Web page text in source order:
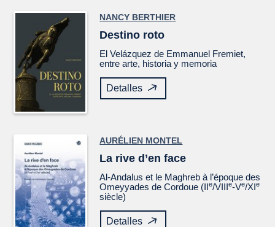
NANCY BERTHIER
Destino roto
ElVelázquez de Emmanuel Fremiet,
entre arte, historia y memoria
Detalles
AURÉLIEN MONTEL
La rive d’en face
Al-Andalus et le Maghreb à l’époque des
Omeyyades de Cordoue (IIe/VIIIe-Ve/XIe
siècle)
Detalles